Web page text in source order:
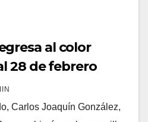
al color
28 de febrero
Carlos Joaquín González,